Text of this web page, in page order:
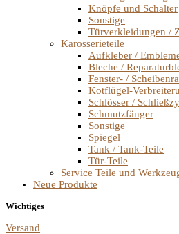
Knöpfe und Schalter
Sonstige
Türverkleidungen /
Karosserieteile
Aufkleber /
Bleche /
Fenster- /
Kotflügel-
Schlösser /
Schmutzfänger
Sonstige
Spiegel
Tank / Tank-Teile
Tür-Teile
Service Teile und
Neue Produkte
Wichtiges
Versand